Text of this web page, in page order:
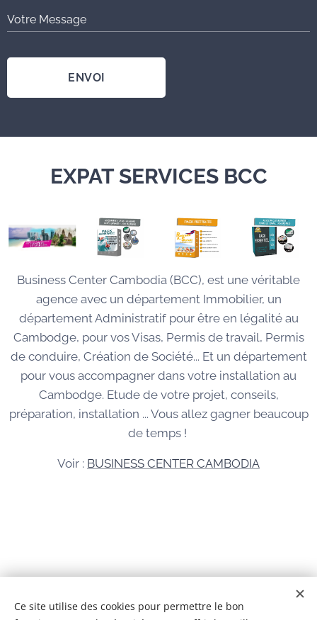
Votre Message
ENVOI
EXPAT SERVICES BCC
Business Center Cambodia (BCC), est une véritable
agence avec un département Immobilier, un
département Administratif pour être en légalité au
Cambodge, pour vos Visas, Permis de travail, Permis
de conduire, Création de Société... Et un département
pour vous accompagner dans votre installation au
Cambodge. Etude de votre projet, conseils,
préparation, installation ... Vous allez gagner beaucoup
de temps !
Voir : BUSINESS CENTER CAMBODIA
© 2026 Tous droits réservés
Ce site utilise des cookies pour permettre le bon